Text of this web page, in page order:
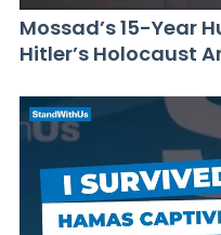
Mossad’s 15-Year
Hitler’s Holocaust